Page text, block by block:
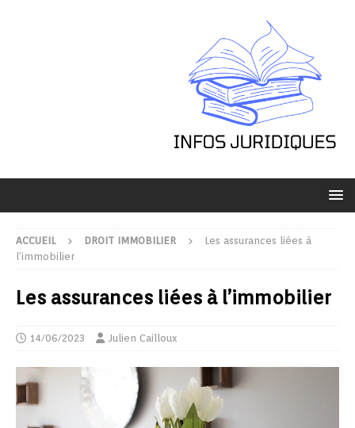
ACCUEIL DROIT IMMOBILIER
Les assurances liées à
l’immobilier
Les assurances liées à l’immobilier
14/06/2023 Julien Cailloux